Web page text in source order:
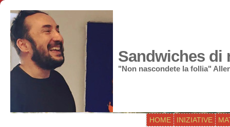
Sandwiches di
"Non nascondete la follia"
HOME INIZIATIVE